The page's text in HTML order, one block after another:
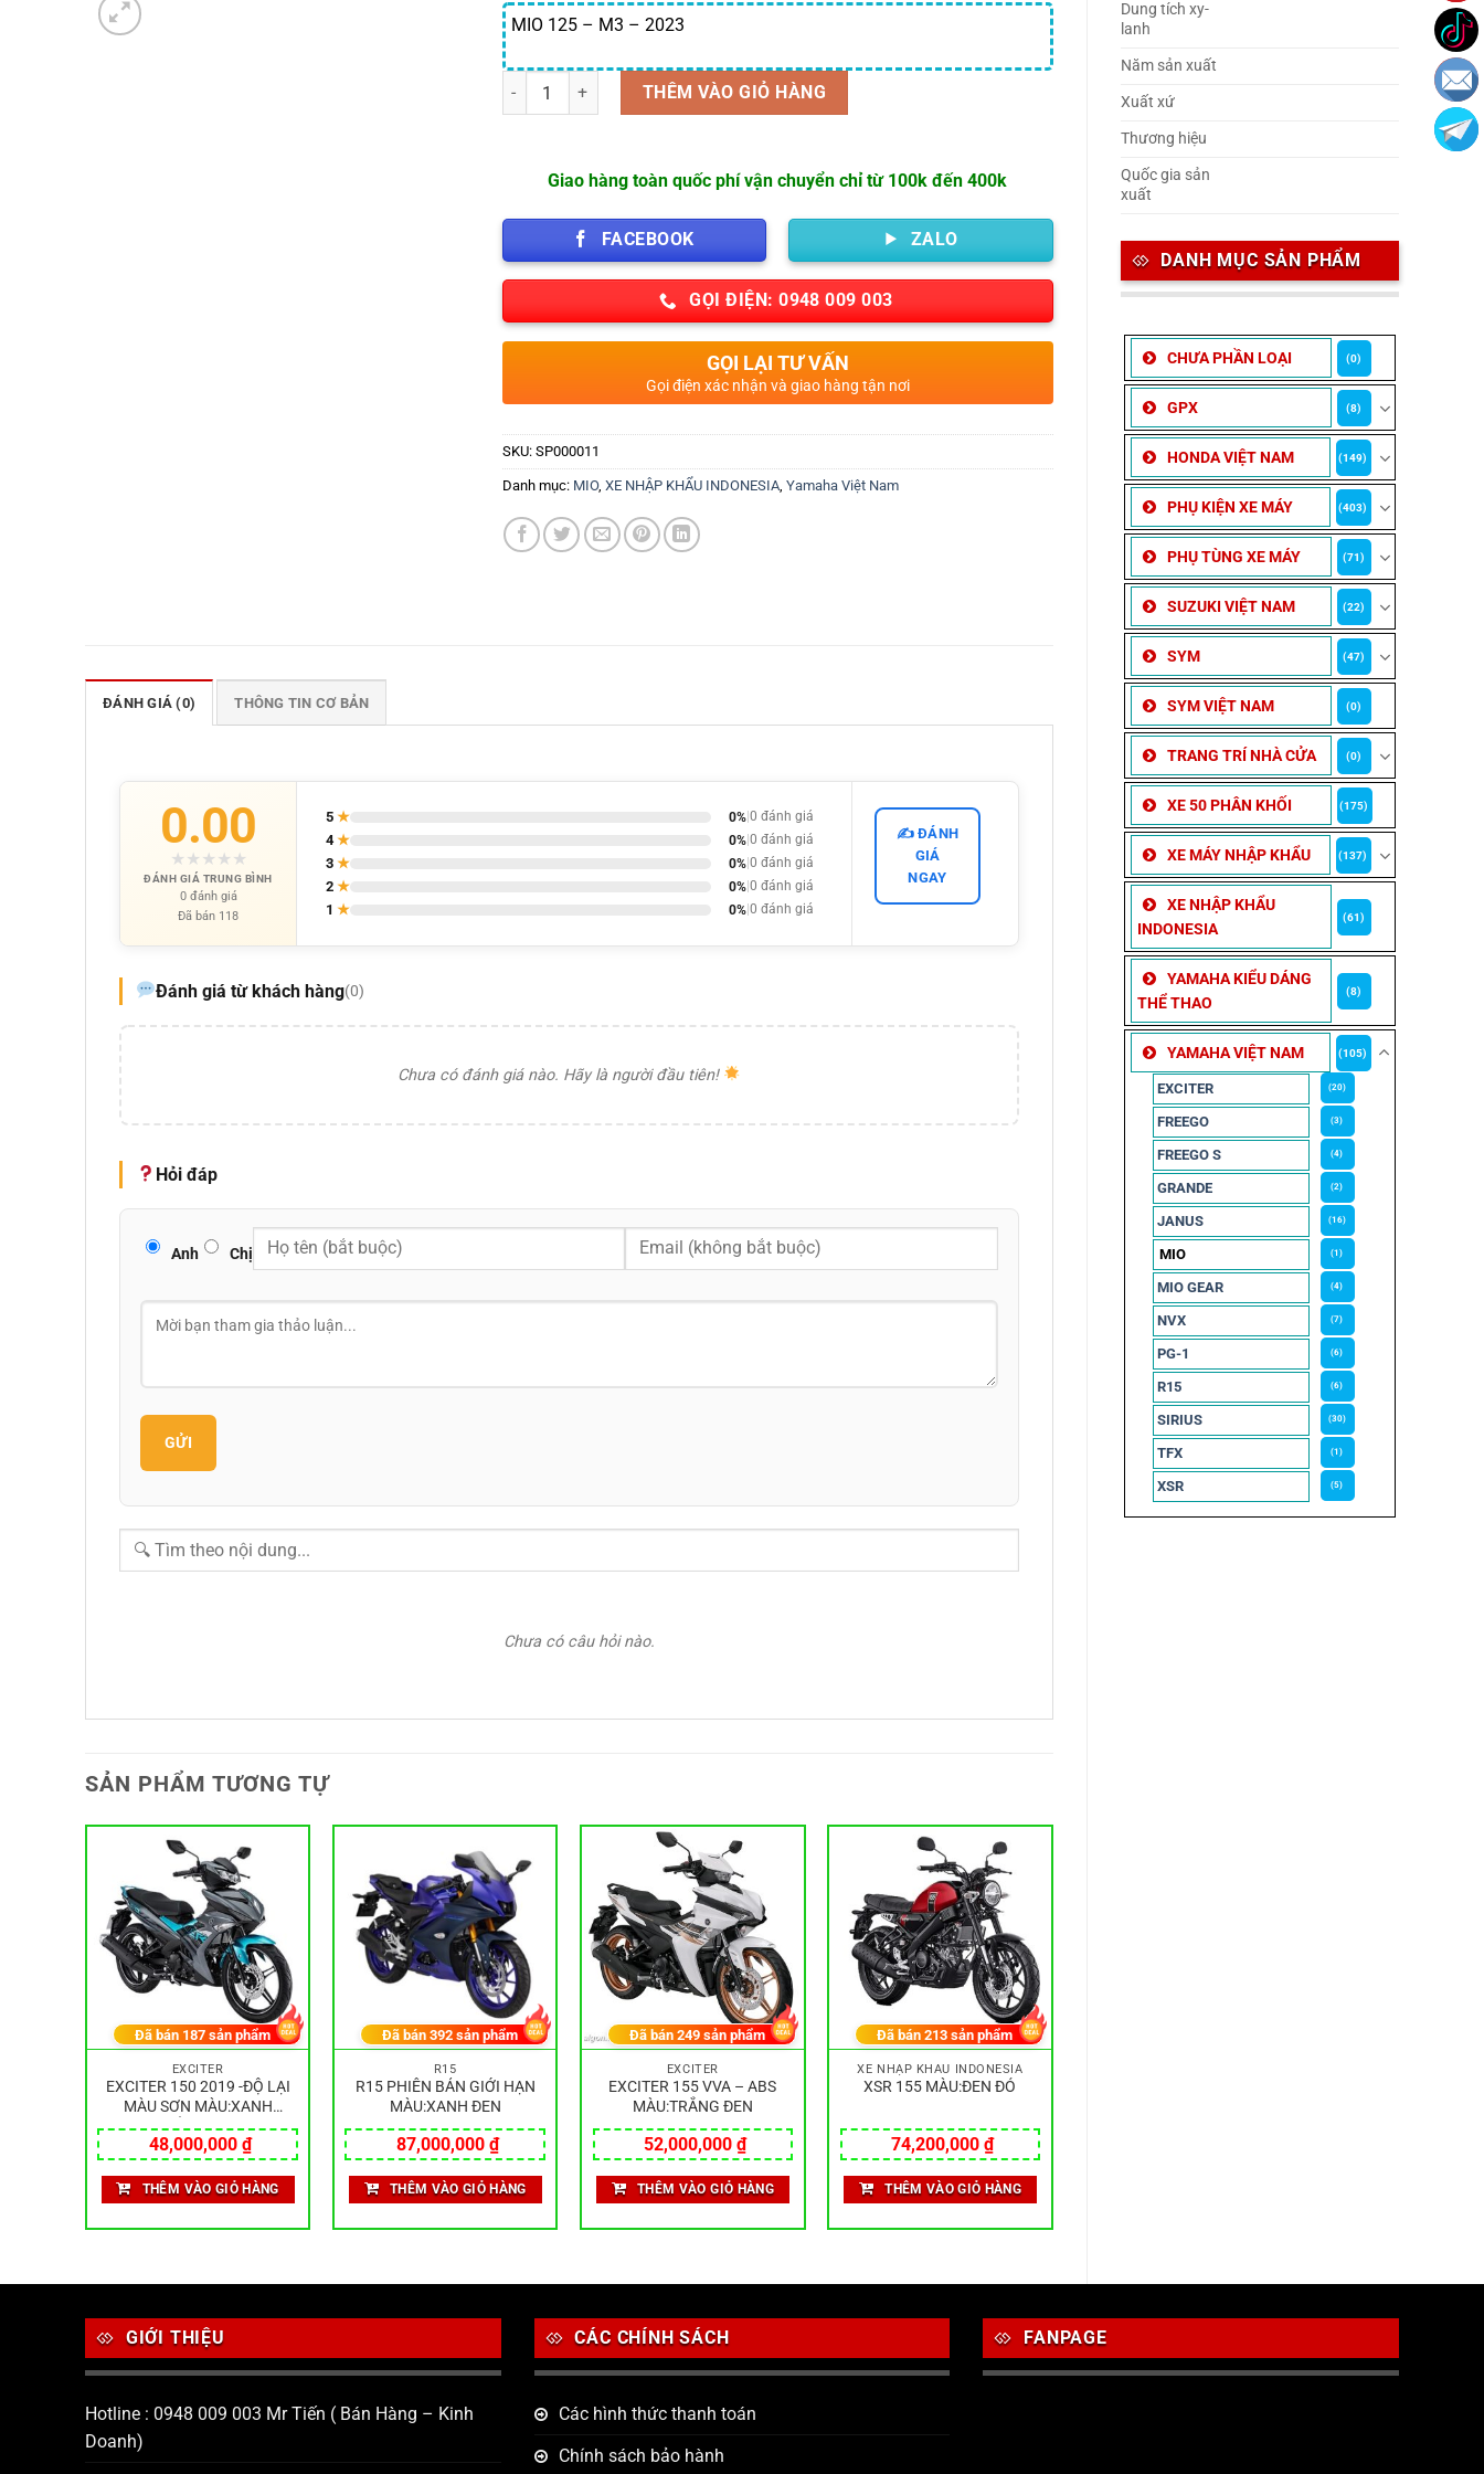
Dung tích xy-
lanh
Năm sản xuất
Xuất xứ
Thương hiệu
Quốc gia sản
xuất
DANH MỤC SẢN PHẨM
CHƯA PHẦN LOẠI (0)
GPX (8)
HONDA VIỆT NAM (149)
PHỤ KIỆN XE MÁY (403)
PHỤ TÙNG XE MÁY (71)
SUZUKI VIỆT NAM (22)
SYM (47)
SYM VIỆT NAM (0)
TRANG TRÍ NHÀ CỬA (0)
XE 50 PHÂN KHỐI (175)
XE MÁY NHẬP KHẨU (137)
XE NHẬP KHẨU
INDONESIA
(61)
YAMAHA KIỂU DÁNG
THỂ THAO
(8)
YAMAHA VIỆT NAM (105)
EXCITER (20)
FREEGO (3)
FREEGO S (4)
GRANDE (2)
JANUS (16)
MIO (1)
MIO GEAR (4)
NVX (7)
PG-1 (6)
R15 (6)
SIRIUS (30)
TFX (1)
XSR (5)
MIO 125 – M3 – 2023
Số lượng THÊM VÀO GIỎ HÀNG
Giao hàng toàn quốc phí vận chuyển chỉ từ 100k đến 400k
FACEBOOK ZALO
GỌI ĐIỆN: 0948 009 003
GỌI LẠI TƯ VẤN
Gọi điện xác nhận và giao hàng tận nơi
SKU: SP000011
Danh mục: MIO, XE NHẬP KHẨU INDONESIA, Yamaha Việt Nam
ĐÁNH GIÁ (0) THÔNG TIN CƠ BẢN
0.00
★ ★ ★ ★ ★
ĐÁNH GIÁ TRUNG BÌNH
0 đánh giá
Đã bán 118
5 ★ 0%| 0 đánh giá
4★ 0%| 0 đánh giá
3 ★ 0%| 0 đánh giá
2 ★ 0%| 0 đánh giá
1 ★ 0%| 0 đánh giá
✍️ ĐÁNH
GIÁ
NGAY
Đánh giá từ khách hàng(0)
Chưa có đánh giá nào. Hãy là người đầu tiên!
Hỏi đáp
Anh Chị
GỬI
Chưa có câu hỏi nào.
SẢN PHẨM TƯƠNG TỰ
EXCITER
EXCITER 150 2019 -ĐỘ LẠI
MÀU SƠN MÀU:XANH
TRẮNG ĐEN
48,000,000₫
Đã bán 187sản phẩm
THÊM VÀO GIỎ HÀNG
R15
R15 PHIÊN BẢN GIỚI HẠN
MÀU:XANH ĐEN
87,000,000₫
Đã bán 392sản phẩm
THÊM VÀO GIỎ HÀNG
EXCITER
EXCITER 155 VVA – ABS
MÀU:TRẮNG ĐEN
52,000,000₫
Đã bán 249sản phẩm
THÊM VÀO GIỎ HÀNG
XE NHẬP KHẨU INDONESIA
XSR 155 MÀU:ĐEN ĐỎ
74,200,000₫
Đã bán213 sản phẩm
THÊM VÀO GIỎ HÀNG
GIỚI THIỆU
Hotline : 0948 009 003 Mr Tiến ( Bán Hàng – Kinh
Doanh)
CÁC CHÍNH SÁCH
Các hình thức thanh toán
Chính sách bảo hành
FANPAGE